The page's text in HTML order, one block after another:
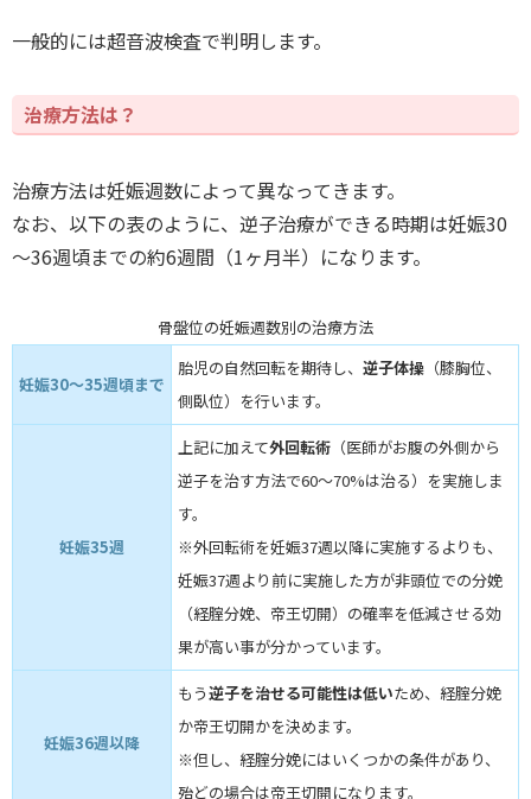
一般的には超音波検査で判明します。
治療方法は？
治療方法は妊娠週数によって異なってきます。
なお、以下の表のように、逆子治療ができる時期は妊娠30
～36週頃までの約6週間（1ヶ月半）になります。
骨盤位の妊娠週数別の治療方法
妊娠30～35週頃まで
胎児の自然回転を期待し、 逆子体操 （膝胸位、
側臥位）を行います。
妊娠35週
上記に加えて外回転術 （医師がお腹の外側から
逆子を治す方法で60～70%は治る）を実施しま
す。
※外回転術を妊娠37週以降に実施するよりも、
妊娠37週より前に実施した方が非頭位での分娩
（経腟分娩、帝王切開）の確率を低減させる効
果が高い事が分かっています。
妊娠36週以降
もう逆子を治せる可能性は低いため、経腟分娩
か帝王切開かを決めます。
※但し、経腟分娩にはいくつかの条件があり、
殆どの場合は帝王切開になります。